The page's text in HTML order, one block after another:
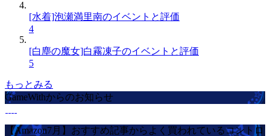
[水着]泡瀬満里南のイベントと評価
4
[白塵の魔女]白霧凍子のイベントと評価
5
もっとみる
GameWithからのお知らせ
【Amazon7月】おすすめ記事からよく買われているコントロ